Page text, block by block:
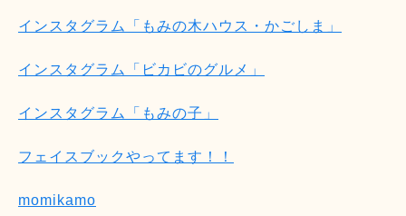
インスタグラム「もみの木ハウス・かごしま」
インスタグラム「ビカビのグルメ」
インスタグラム「もみの子」
フェイスブックやってます！！
momikamo